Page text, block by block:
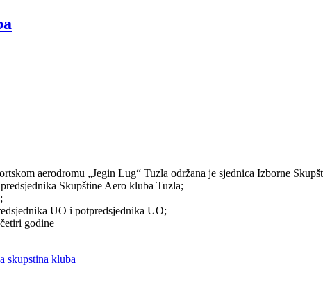
aerodromu „Jegin Lug“ Tuzla održana je sjednica Izborne
Skupštine Aero kluba Tuzla;
UO i potpredsjednika UO;
godine